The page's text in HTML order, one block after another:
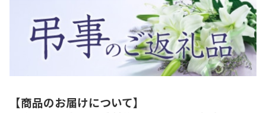
【商品のお届けについて】